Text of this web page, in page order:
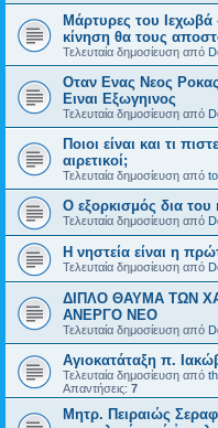
Μάρτυρες του Ιεχωβά
κίνηση θα τους
Τελευταία δημοσίευση από
Οταν Ενας Νεος
Ειναι Εξωγηινος
Τελευταία δημοσίευση από
Ποιοι είναι και τι
αιρετικοί;
Τελευταία δημοσίευση από
Ο εξορκισμός δια
Τελευταία δημοσίευση από
Η νηστεία είναι η
Τελευταία δημοσίευση από
ΔΙΠΛΟ ΘΑΥΜΑ ΤΩΝ
ΑΝΕΡΓΟ ΝΕΟ
Τελευταία δημοσίευση από
Αγιοκατάταξη π.
Τελευταία δημοσίευση από
Απαντήσεις: 7
Μητρ. Πειραιώς